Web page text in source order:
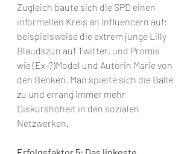
Zugleich baute sich die SPD einen
informellen Kreis an Influencern auf:
beispielsweise die extrem junge Lilly
Blaudszun auf Twitter, und Promis
wie (Ex-?)Model und Autorin Marie von
den Benken. Man spielte sich die Bälle
zu und errang immer mehr
Diskurshoheit in den sozialen
Netzwerken.